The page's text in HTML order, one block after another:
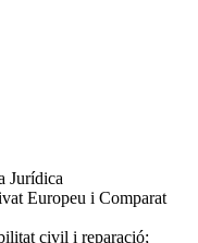
Jurídica
Europeu i Comparat
civil i reparació;